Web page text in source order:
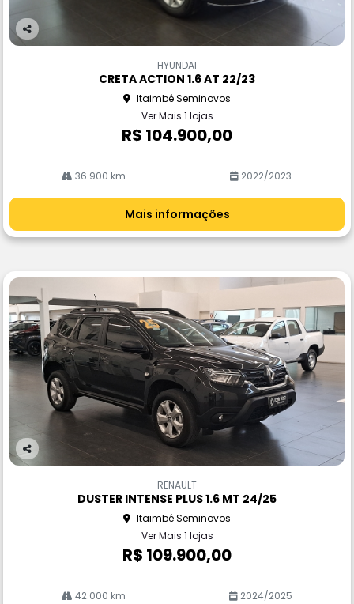
Co
HYUNDAI
CRETA ACTION 1.6 AT 22/23
Itaimbé Seminovos
Ver Mais 1 lojas
R$ 104.900,00
36.900 km 2022/2023
Mais informações
Co
RENAULT
DUSTER INTENSE PLUS 1.6 MT 24/25
Itaimbé Seminovos
Ver Mais 1 lojas
R$ 109.900,00
42.000 km 2024/2025